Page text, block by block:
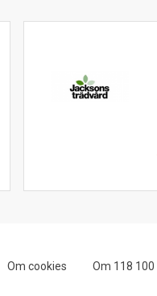
Om cookies Om 118 100